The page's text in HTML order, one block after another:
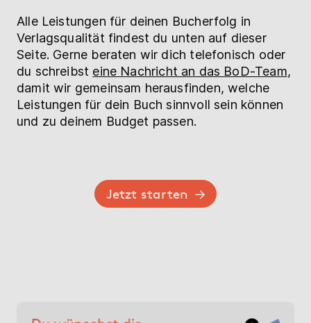
Alle Leistungen für deinen Bucherfolg in
Verlagsqualität findest du unten auf dieser
Seite. Gerne beraten wir dich telefonisch oder
du schreibst eine Nachricht an das BoD-Team,
damit wir gemeinsam herausfinden, welche
Leistungen für dein Buch sinnvoll sein können
und zu deinem Budget passen.
Jetzt starten